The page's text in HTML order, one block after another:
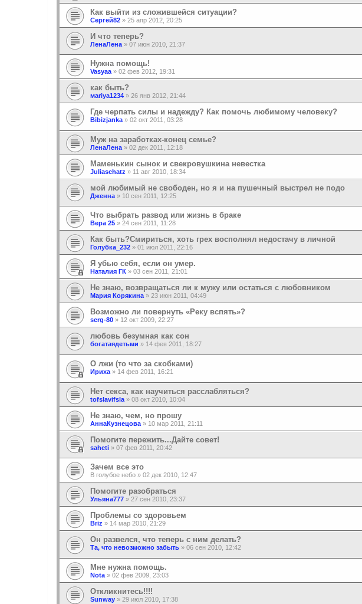
Как выйти из сложившейся ситуации?
Сергей82 » 25 апр 2012, 20:25
И что теперь?
ЛенаЛена » 07 июн 2010, 21:37
Нужна помощь!
Vasyaa » 02 фев 2012, 19:31
как быть?
маriya1234 » 26 янв 2012, 21:44
Где черпать силы и надежду? Как помочь любимому человеку?
Bibizjanka » 02 окт 2011, 03:28
Муж на заработках-конец сeмье?
ЛенаЛена » 02 дек 2011, 12:18
Маменькин сынок и свекровушкина невестка
Juliaschatz » 11 авг 2010, 18:34
мой любимый не свободен, но я и на пушечный выстрел не подо
Дженна » 10 сен 2011, 12:25
Что выбрать развод или жизнь в браке
Вера 25 » 24 сен 2011, 11:28
Как быть?Смириться, хоть грех восполнял недостачу в личной
Голубка_232 » 01 июл 2011, 22:16
Я убью себя, если он умер.
Наталия ГК » 03 сен 2011, 21:01
Не знаю, возвращаться ли к мужу или остаться с любовником
Мария Корякина» 23 июн 2011, 04:49
Возможно ли повернуть «Реку вспять»?
serg-80 » 12 окт 2009, 22:27
любовь безумная как сон
богатаядетьми » 14 фев 2011, 18:27
О лжи (то что за скобками)
Ириха » 14 фев 2011, 16:21
Нет секса, как научиться расслабляться?
tofslavifsla » 08 окт 2010, 10:04
Не знаю, чем, но прошу
АннаКузнецова » 10 мар 2011, 21:11
Помогите пережить...Дайте совет!
saheti » 07 фев 2011, 20:42
Зачем все это
В голубое небо » 02 дек 2010, 12:47
Помогите разобраться
Ульяна777 » 27 сен 2010, 23:37
Проблемы со здоровьем
Briz » 14 мар 2010, 21:29
Он развелся, что теперь с ним делать?
Та, что невозможно забыть » 06 сен 2010, 12:42
Мне нужна помощь.
Nota » 02 фев 2009, 23:03
Откликнитесь!!!!
Sunway » 29 июл 2010, 17:38